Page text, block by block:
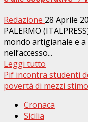
Redazione 28 Aprile
PALERMO
mondo artigianale e
nell’accesso...
Leggi tutto
Pif incontra studenti
povertà di mezzi
Cronaca
Sicilia